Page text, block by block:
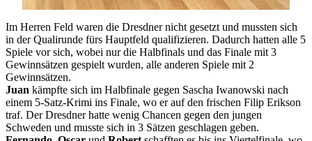
Im Herren Feld waren die Dresdner nicht gesetzt und mussten sich
in der Qualirunde fürs Hauptfeld qualifizieren. Dadurch hatten alle 5
Spiele vor sich, wobei nur die Halbfinals und das Finale mit 3
Gewinnsätzen gespielt wurden, alle anderen Spiele mit 2
Gewinnsätzen.
Juan kämpfte sich im Halbfinale gegen Sascha Iwanowski nach
einem 5-Satz-Krimi ins Finale, wo er auf den frischen Filip Erikson
traf. Der Dresdner hatte wenig Chancen gegen den jungen
Schweden und musste sich in 3 Sätzen geschlagen geben.